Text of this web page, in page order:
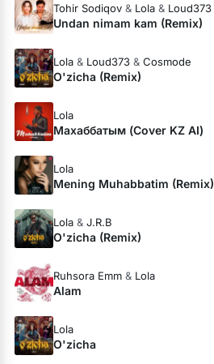
тише (Полная версия)
Tohir Sodiqov & Lola & Loud373
Undan nimam kam (Remix)
Lola & Loud373 & Cosmode
O'zicha (Remix)
Lola
Махаббатым (Cover KZ AI)
Lola
Mening Muhabbatim (Remix)
Lola & J.R.B
O'zicha (Remix)
Ruhsora Emm & Lola
Alam
Lola
O'zicha